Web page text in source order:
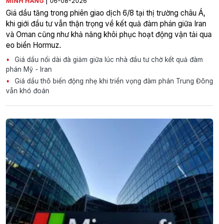
Giá dầu tăng trong phiên giao dịch 6/8 tại thị trường châu Á,
khi giới đầu tư vẫn thận trọng về kết quả đàm phán giữa Iran
và Oman cũng như khả năng khôi phục hoạt động vận tải qua
eo biển Hormuz.
Giá dầu nối dài đà giảm giữa lúc nhà đầu tư chờ kết quả đàm
phán Mỹ - Iran
Giá dầu thô biến động nhẹ khi triển vọng đàm phán Trung Đông
vẫn khó đoán